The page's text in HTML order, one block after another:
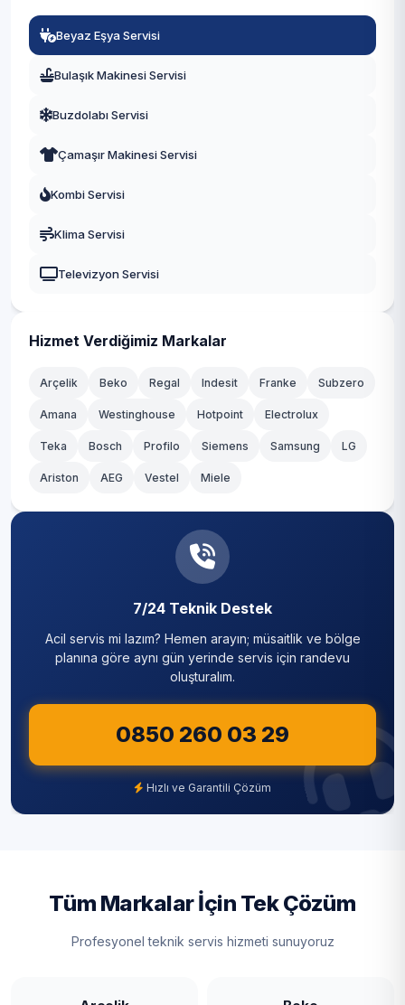
Çekmeköy
Esenler
Kağıthane
Kartal
Küçükçekmece
Sultanbeyli
Şişli
Tuzla
Üsküdar
Zeytinburnu
Beyaz Eşya Servisi
Bulaşık Makinesi Servisi
Buzdolabı Servisi
Çamaşır Makinesi Servisi
Kombi Servisi
Klima Servisi
Televizyon Servisi
Hizmet Verdiğimiz Markalar
Arçelik Beko Regal Indesit Franke Subzero
Amana Westinghouse Hotpoint Electrolux
Teka Bosch Profilo Siemens Samsung LG
Ariston AEG Vestel Miele
7/24 Teknik Destek
Acil servis mi lazım? Hemen arayın; müsaitlik ve bölge
planına göre aynı gün yerinde servis için randevu
oluşturalım.
0850 260 03 29
Hızlı ve Garantili Çözüm
Tüm Markalar İçin Tek Çözüm
Profesyonel teknik servis hizmeti sunuyoruz